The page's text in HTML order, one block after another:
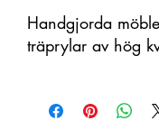
Handgjorda
träprylar av hög
orgaanisena
värimuutoksia. Siksi